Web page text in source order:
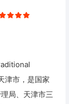
津市，是国家
局、天津市三